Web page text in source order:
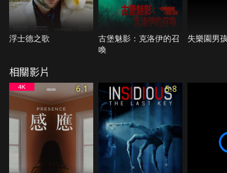
浮士德之歌
古堡魅影：克洛伊的召
喚
失樂園男
相關影片
6.1 5.8